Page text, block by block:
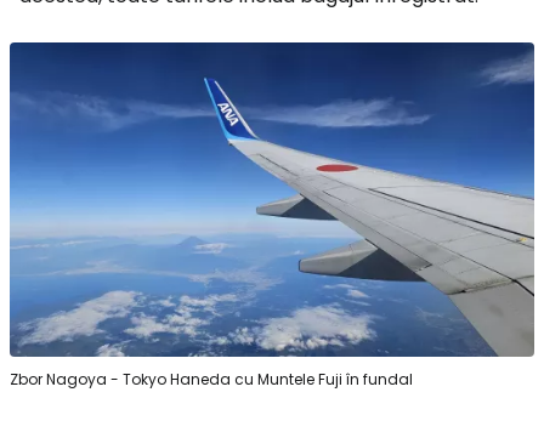
Zbor Nagoya - Tokyo Haneda cu Muntele Fuji în fundal